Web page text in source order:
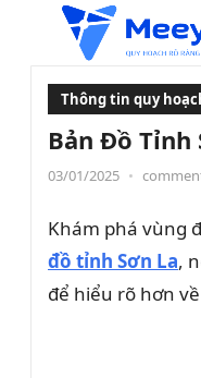
Thông tin quy
Bản Đồ Tỉnh
03/01/2025 •
Khám phá vùng
đồ tỉnh Sơn La,
để hiểu rõ hơn